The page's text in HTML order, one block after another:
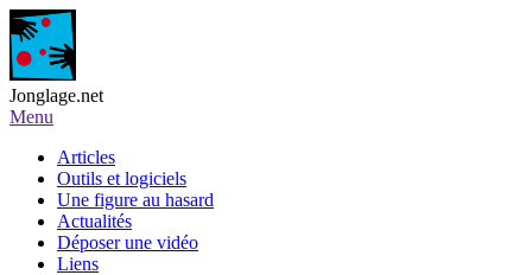
Jonglage.net
Menu
Articles
Outils et logiciels
Une figure au hasard
Actualités
Déposer une vidéo
Liens